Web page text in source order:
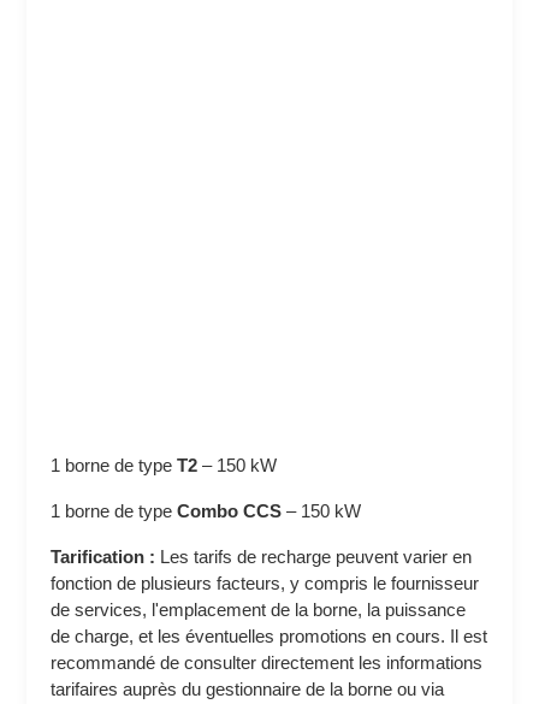
1 borne de typeT2 – 150 kW
1 borne de typeCombo CCS – 150 kW
Tarification : Les tarifs de recharge peuvent varier en
fonction de plusieurs facteurs, y compris le fournisseur
de services, l'emplacement de la borne, la puissance
de charge, et les éventuelles promotions en cours. Il est
recommandé de consulter directement les informations
tarifaires auprès du gestionnaire de la borne ou via